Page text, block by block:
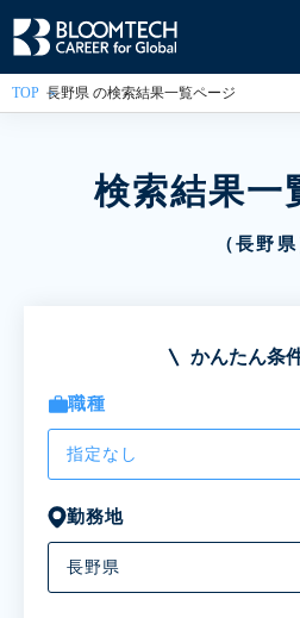
TOP 長野県 の検索結果一覧ページ
検索結果一
（長野県
かんたん条
職種
指定なし
勤務地
長野県